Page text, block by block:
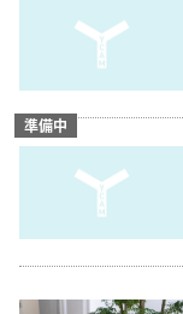
準備中